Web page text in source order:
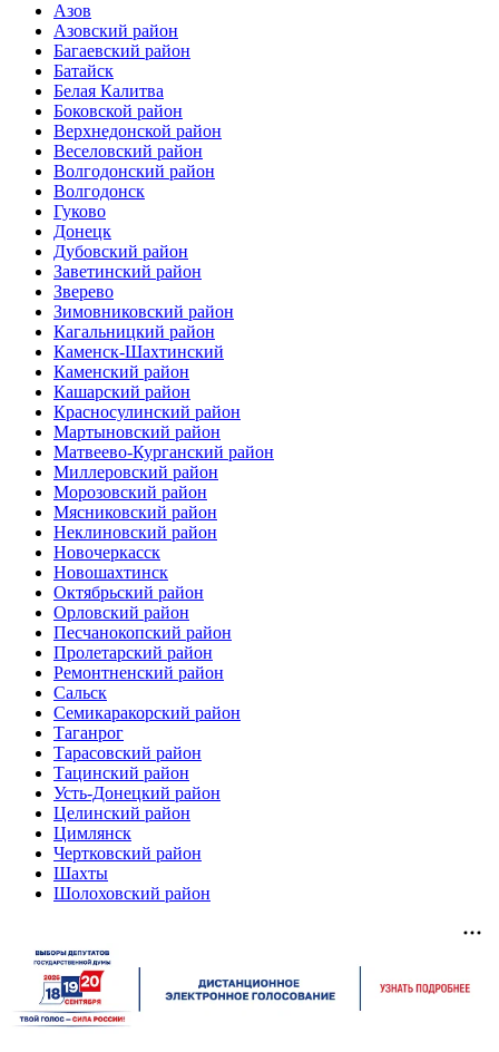
Азов
Азовский район
Багаевский район
Батайск
Белая Калитва
Боковской район
Верхнедонской район
Веселовский район
Волгодонский район
Волгодонск
Гуково
Донецк
Дубовский район
Заветинский район
Зверево
Зимовниковский район
Кагальницкий район
Каменск-Шахтинский
Каменский район
Кашарский район
Красносулинский район
Мартыновский район
Матвеево-Курганский район
Миллеровский район
Морозовский район
Мясниковский район
Неклиновский район
Новочеркасск
Новошахтинск
Октябрьский район
Орловский район
Песчанокопский район
Пролетарский район
Ремонтненский район
Сальск
Семикаракорский район
Таганрог
Тарасовский район
Тацинский район
Усть-Донецкий район
Целинский район
Цимлянск
Чертковский район
Шахты
Шолоховский район